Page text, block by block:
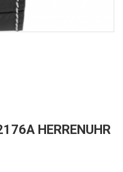
HERRENUHR